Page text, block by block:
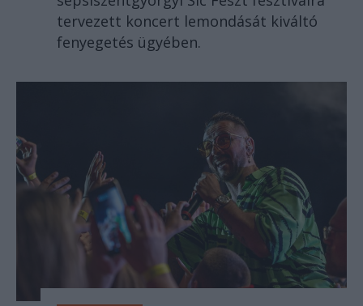
tervezett koncert lemondását kiváltó
fenyegetés ügyében.